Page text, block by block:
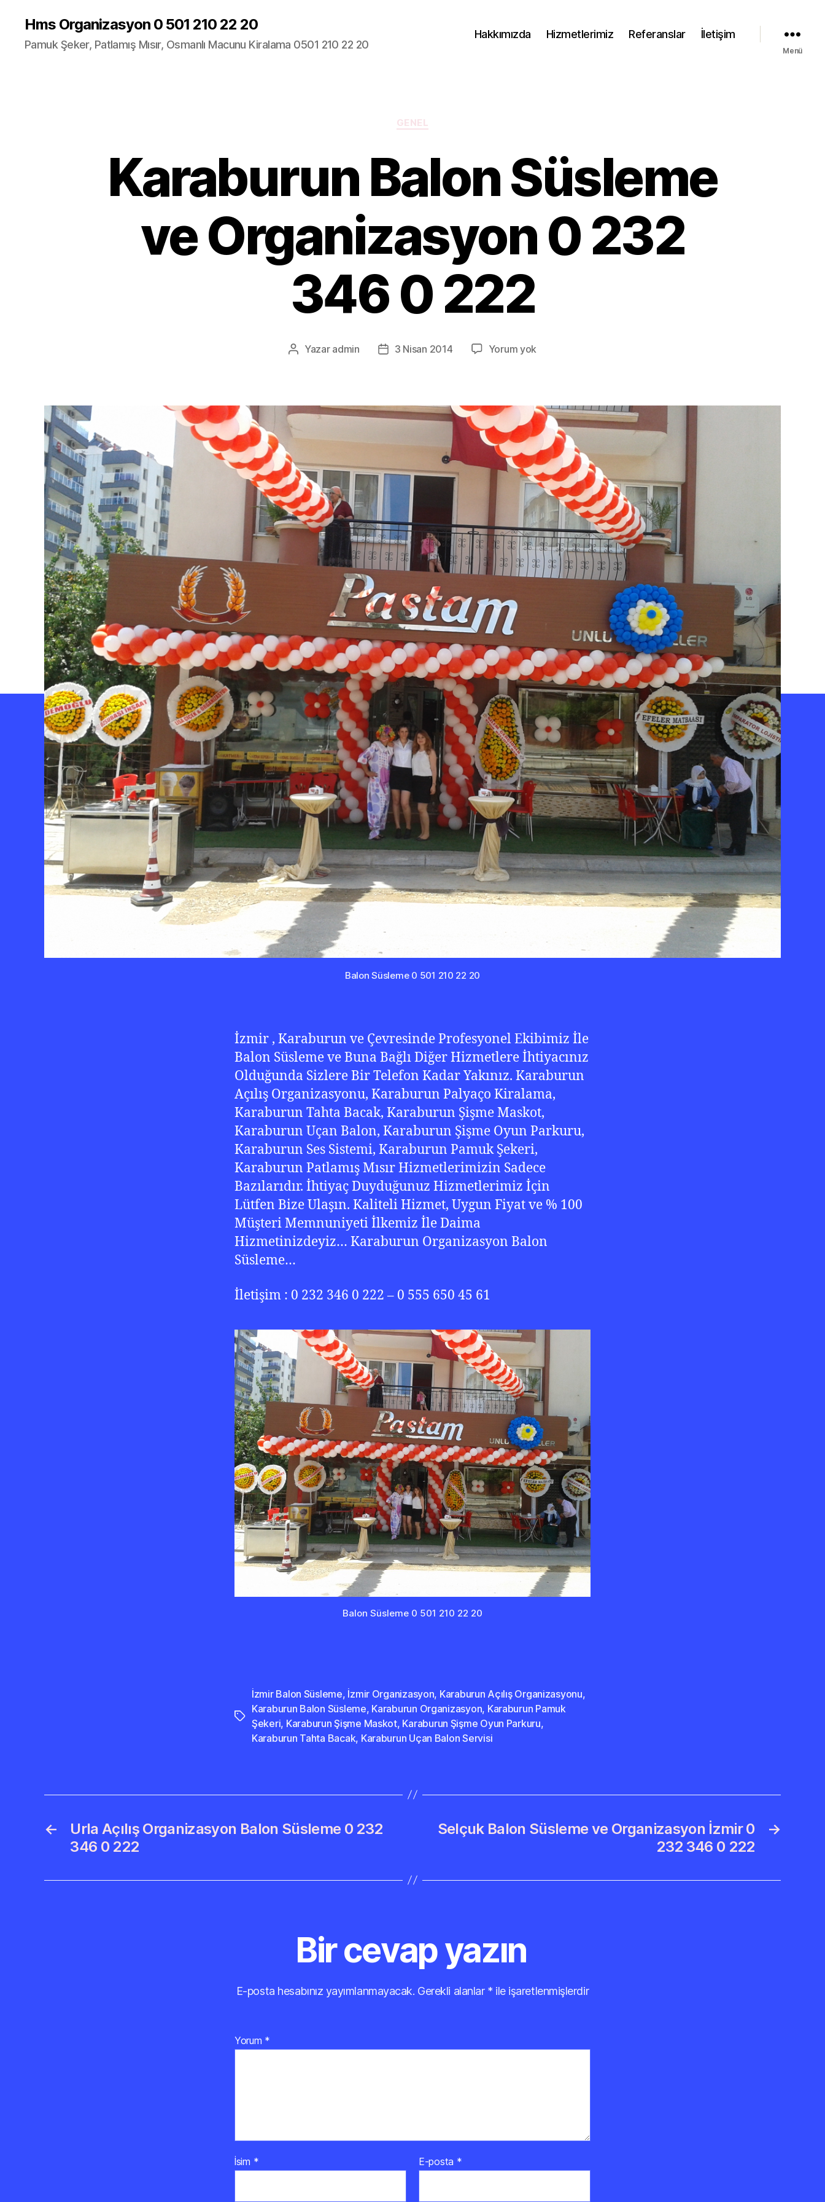
Hms Organizasyon 0 501 210 22 20
Pamuk Şeker, Patlamış Mısır, Osmanlı Macunu Kiralama 0501 210 22 20
Hakkımızda Hizmetlerimiz Referanslar İletişim
Menü
Kategoriler
GENEL
Karaburun Balon Süsleme
ve Organizasyon 0 232
346 0 222
Yazının
Yazar admin
Yazı3 Nisan 2014 Yorum yok
Organizasyon
232
346
0
222
Balon Süsleme 0 501 210 22 20
İzmir , Karaburun ve Çevresinde Profesyonel Ekibimiz İle
Balon Süsleme ve Buna Bağlı Diğer Hizmetlere İhtiyacınız
Olduğunda Sizlere Bir Telefon Kadar Yakınız. Karaburun
Açılış Organizasyonu, Karaburun Palyaço Kiralama,
Karaburun Tahta Bacak, Karaburun Şişme Maskot,
Karaburun Uçan Balon, Karaburun Şişme Oyun Parkuru,
Karaburun Ses Sistemi, Karaburun Pamuk Şekeri,
Karaburun Patlamış Mısır Hizmetlerimizin Sadece
Bazılarıdır. İhtiyaç Duyduğunuz Hizmetlerimiz İçin
Lütfen Bize Ulaşın. Kaliteli Hizmet, Uygun Fiyat ve % 100
Müşteri Memnuniyeti İlkemiz İle Daima
Hizmetinizdeyiz… Karaburun Organizasyon Balon
Süsleme…
İletişim : 0 232 346 0 222 – 0 555 650 45 61
Balon Süsleme 0 501 210 22 20
Etiketler
İzmir Balon Süsleme, İzmir Organizasyon, Karaburun Açılış Organizasyonu,
Karaburun Balon Süsleme, Karaburun Organizasyon, Karaburun Pamuk
Şekeri, Karaburun Şişme Maskot, Karaburun Şişme Oyun Parkuru,
Karaburun Tahta Bacak, Karaburun Uçan Balon Servisi
←
Urla Açılış Organizasyon Balon Süsleme 0 232
346 0 222
→
Selçuk Balon Süsleme ve Organizasyon İzmir 0
232 346 0 222
Bir cevap yazın
E-posta hesabınız yayımlanmayacak. Gerekli alanlar *ile işaretlenmişlerdir
Yorum *
İsim * E-posta *